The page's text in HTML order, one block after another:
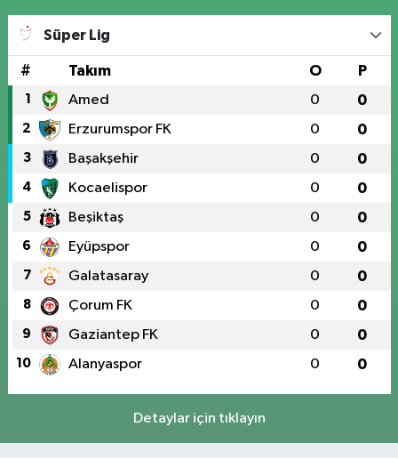
Süper Lig
# Takım O P
1 Amed 0 0
2 Erzurumspor FK 0 0
3 Başakşehir 0 0
4 Kocaelispor 0 0
5 Beşiktaş 0 0
6 Eyüpspor 0 0
7 Galatasaray 0 0
8 Çorum FK 0 0
9 Gaziantep FK 0 0
10 Alanyaspor 0 0
Detaylar için tıklayın